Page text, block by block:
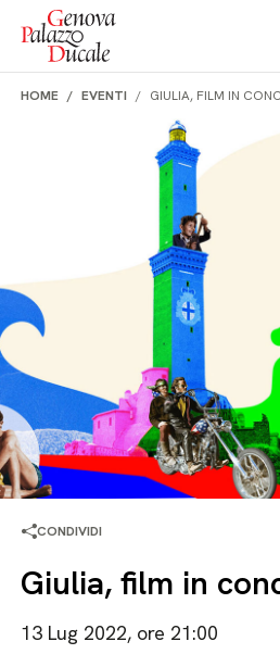
Salta al contenuto
HOME EVENTI GIULIA, FILM IN
CONDIVIDI
Giulia, film in
13 Lug 2022, ore 21:00